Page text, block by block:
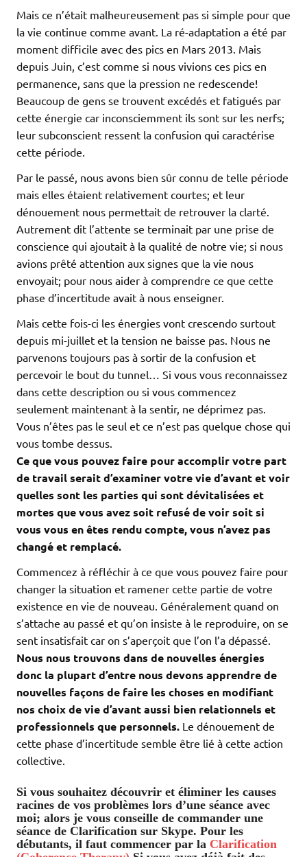
Mais ce n’était malheureusement pas si simple pour que
la vie continue comme avant. La ré-adaptation a été par
moment difficile avec des pics en Mars 2013. Mais
depuis Juin, c’est comme si nous vivions ces pics en
permanence, sans que la pression ne redescende!
Beaucoup de gens se trouvent excédés et fatigués par
cette énergie car inconsciemment ils sont sur les nerfs;
leur subconscient ressent la confusion qui caractérise
cette période.
Par le passé, nous avons bien sûr connu de telle période
mais elles étaient relativement courtes; et leur
dénouement nous permettait de retrouver la clarté.
Autrement dit l’attente se terminait par une prise de
conscience qui ajoutait à la qualité de notre vie; si nous
avions prêté attention aux signes que la vie nous
envoyait; pour nous aider à comprendre ce que cette
phase d’incertitude avait à nous enseigner.
Mais cette fois-ci les énergies vont crescendo surtout
depuis mi-juillet et la tension ne baisse pas. Nous ne
parvenons toujours pas à sortir de la confusion et
percevoir le bout du tunnel… Si vous vous reconnaissez
dans cette description ou si vous commencez
seulement maintenant à la sentir, ne déprimez pas.
Vous n’êtes pas le seul et ce n’est pas quelque chose qui
vous tombe dessus.
Ce que vous pouvez faire pour accomplir votre part
de travail serait d’examiner votre vie d’avant et voir
quelles sont les parties qui sont dévitalisées et
mortes que vous avez soit refusé de voir soit si
vous vous en êtes rendu compte, vous n’avez pas
changé et remplacé.
Commencez à réfléchir à ce que vous pouvez faire pour
changer la situation et ramener cette partie de votre
existence en vie de nouveau. Généralement quand on
s’attache au passé et qu’on insiste à le reproduire, on se
sent insatisfait car on s’aperçoit que l’on l’a dépassé.
Nous nous trouvons dans de nouvelles énergies
donc la plupart d’entre nous devons apprendre de
nouvelles façons de faire les choses en modifiant
nos choix de vie d’avant aussi bien relationnels et
professionnels que personnels. Le dénouement de
cette phase d’incertitude semble être lié à cette action
collective.
Si vous souhaitez découvrir et éliminer les causes
racines de vos problèmes lors d’une séance avec
moi; alors je vous conseille de commander une
séance de Clarification sur Skype. Pour les
débutants, il faut commencer par la Clarification